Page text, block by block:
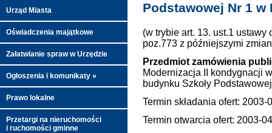
Urząd Miasta
Oświadczenia majątkowe
Załatwianie spraw w Urzędzie
Ogłoszenia i komunikaty »
Prawo lokalne
Przetargi na nieruchomości
i ruchomości gminne
Podstawowej Nr 1 w
(w trybie art. 13. ust.1
poz.773 z późniejszymi
Przedmiot zamówienia
Modernizacja II kondygnacji
budynku Szkoły
Termin składania ofert: 2003-
Termin otwarcia ofert: 2003-